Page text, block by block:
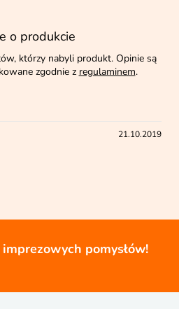
o produkcie
którzy nabyli produkt. Opinie są
zgodnie z regulaminem.
21.10.2019
pomysłów!